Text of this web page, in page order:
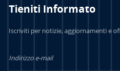
Tieniti Informato
Iscriviti per notizie, aggiornamenti e